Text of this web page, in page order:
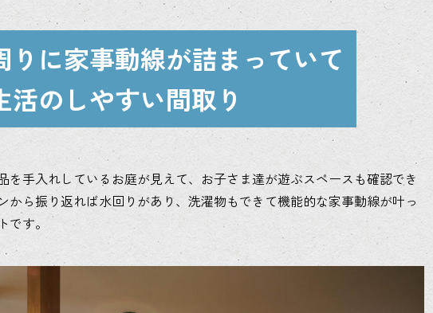
りに家事動線が詰まっていて
活のしやすい間取り
を手入れしているお庭が見えて、お子さま達が遊ぶスペースも確認でき
から振り返れば水回りがあり、洗濯物もできて機能的な家事動線が叶っ
す。